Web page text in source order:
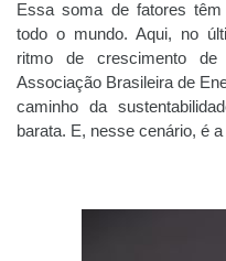
Essa soma de fatores
todo o mundo. Aqui, no
ritmo de crescimento
Associação Brasileira de
caminho da
barata. E, nesse cenário, é